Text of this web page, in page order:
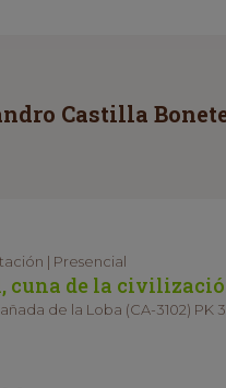
Castilla
| Presencial
cuna de la
de la Loba (CA-3102) PK